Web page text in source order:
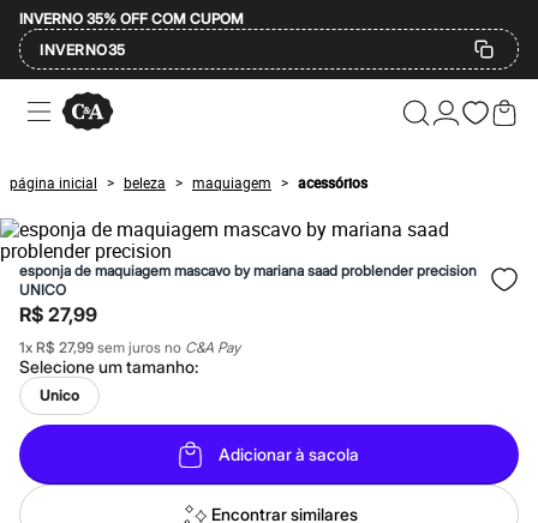
INVERNO 35% OFF COM CUPOM
INVERNO35
Ofertas
Compre por Departamento
Masculino
Infantil
Calçados
Mindse7
Plus Size
Até 20% off
Até 40% off
Até 60% off
A partir de 60% off
Feminino
Em alta
Inverno
Alfaiataria
Novidades
Roupas
Blusas e Camisetas
página inicial > beleza > maquiagem > acessórios
esponja de maquiagem mascavo by mariana saad problender precision
UNICO
R$ 27,99
1x R$ 27,99 sem juros no C&A Pay
Selecione umtamanho:
Unico
Adicionar à sacola
Encontrar similares